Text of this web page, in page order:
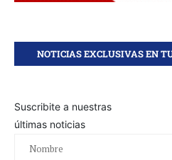
NOTICIAS EXCLUSIVAS EN
Suscribite a nuestras
últimas noticias